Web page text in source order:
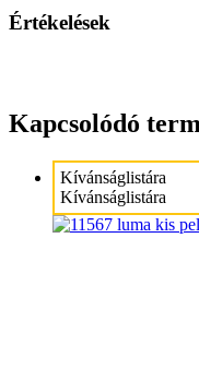
Értékelések
Kapcsolódó
Kívánságlistára
Kívánságlistára